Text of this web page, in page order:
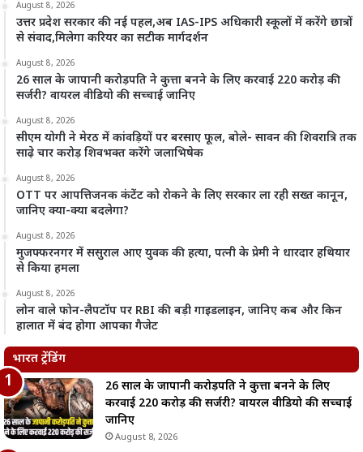
August 8, 2026
उत्तर प्रदेश सरकार की नई पहल,अब IAS-IPS अधिकारी स्कूलों में करेंगे छात्रों
से संवाद,मिलेगा करियर का सटीक मार्गदर्शन
August 8, 2026
26 साल के जापानी करोड़पति ने कुत्ता बनने के लिए करवाई 220 करोड़ की
सर्जरी? वायरल वीडियो की सच्चाई जानिए
August 8, 2026
सीएम योगी ने मेरठ में कांवड़ियों पर बरसाए फूल, बोले- सावन की शिवरात्रि तक
साढ़े चार करोड़ शिवभक्त करेंगे जलाभिषेक
August 8, 2026
OTT पर आपत्तिजनक कंटेंट को रोकने के लिए सरकार ला रही सख्त कानून,
जानिए क्या-क्या बदलेगा?
August 8, 2026
मुजफ्फरनगर में ससुराल आए युवक की हत्या, पत्नी के प्रेमी ने धारदार हथियार
से किया हमला
August 8, 2026
लोन वाले फोन-लैपटॉप पर RBI की बड़ी गाइडलाइन, जानिए कब और किन
हालात में बंद होगा आपका गैजेट
भारत ट्रेंडिंग
26 साल के जापानी करोड़पति ने कुत्ता बनने के लिए
करवाई 220 करोड़ की सर्जरी? वायरल वीडियो की सच्चाई
जानिए
August 8, 2026